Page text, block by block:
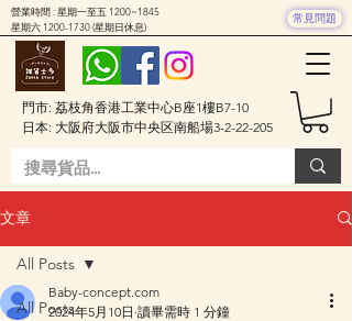
門市: 荔枝角香港工業中心B座1樓B7-10
日本: 大阪府大阪市中央区南船場3-2-22-205
營業時間 : 星期一至五 1200~1845
星期六 1200-1730(星期日休息)
常見問題
文章
All Posts
All Posts
Baby-concept.com
2024年5月10日 讀畢需時 1 分鐘